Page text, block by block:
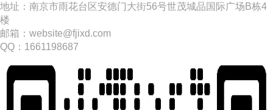
​地址：南京市雨花台区安德门大街56号世茂城品国际广场B栋4
楼
邮箱：website@fjixd.com
​QQ：1661198687